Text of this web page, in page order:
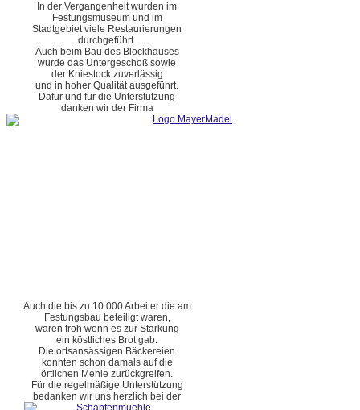
In der Vergangenheit wurden im
Festungsmuseum und im
Stadtgebiet viele Restaurierungen
durchgeführt.
Auch beim Bau des Blockhauses
wurde das Untergeschoß sowie
der Kniestock zuverlässig
und in hoher Qualität ausgeführt.
Dafür und für die Unterstützung
danken wir der Firma
Auch die bis zu 10.000 Arbeiter die am
Festungsbau beteiligt waren,
waren froh wenn es zur Stärkung
ein köstliches Brot gab.
Die ortsansässigen Bäckereien
konnten schon damals auf die
örtlichen Mehle zurückgreifen.
Für die regelmäßige Unterstützung
bedanken wir uns herzlich bei der